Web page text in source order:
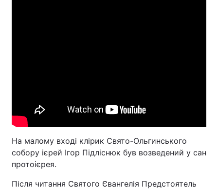
На малому вході клірик Свято-Ольгинського
собору ієрей Ігор Підліснюк був возведений у сан
протоієрея.
Після читання Святого Євангелія Предстоятель